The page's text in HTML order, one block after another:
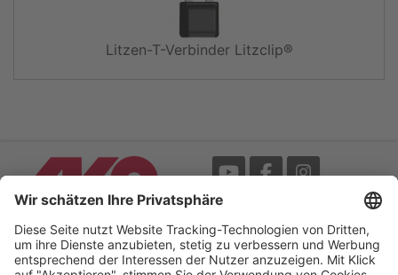
Litzen-T-Verbinder Litzclip®
Messe
AGB